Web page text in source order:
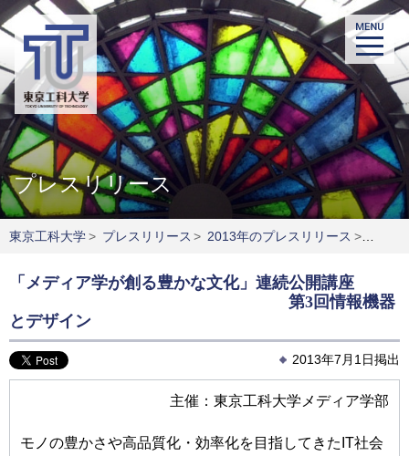
プレスリリース
東京工科大学> プレスリリース > 2013年のプレスリリース >
「メディア学が創る豊かな文化」連続公開講座
第3回情報機器
とデザイン
2013年7月1日掲出
主催：東京工科大学メディア学部
モノの豊かさや高品質化・効率化を目指してきたIT社会